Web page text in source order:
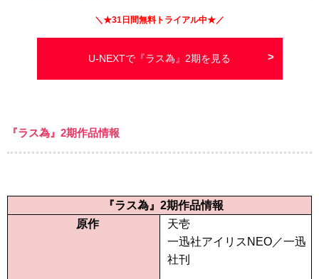
＼★31日間無料トライアル中★／
U-NEXTで『ラス為』2期を見る
『ラス為』2期作品情報
『ラス為』2期作品情報
原作
天壱
一迅社アイリスNEO／一迅
社刊